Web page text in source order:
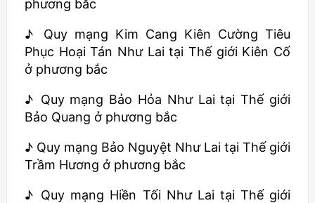
phương bắc
♪ Quy mạng Kim Cang Kiên Cường Tiêu
Phục Hoại Tán Như Lai tại Thế giới Kiên Cố
ở phương bắc
♪ Quy mạng Bảo Hỏa Như Lai tại Thế giới
Bảo Quang ở phương bắc
♪ Quy mạng Bảo Nguyệt Như Lai tại Thế giới
Trầm Hương ở phương bắc
♪ Quy mạng Hiền Tối Như Lai tại Thế giới